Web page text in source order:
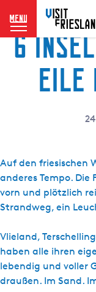
menu
G
e
e
n
u
r
H
o
e
p
a
g
6
Eile
Auf den friesischen
anderes Tempo.
vorn und plötzlich
Strandweg, ein
Vlieland,
haben alle ihren
lebendig und voller
draußen. Im Sand.